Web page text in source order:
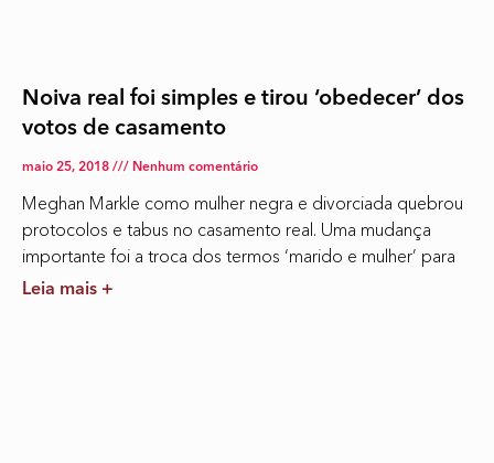
Noiva real foi simples e tirou ‘obedecer’ dos
votos de casamento
maio 25, 2018 Nenhum comentário
Meghan Markle como mulher negra e divorciada quebrou
protocolos e tabus no casamento real. Uma mudança
importante foi a troca dos termos ‘marido e mulher’ para
Leia mais +